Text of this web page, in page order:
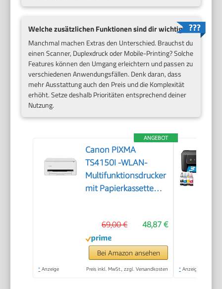
Welche zusätzlichen Funktionen sind dir wichtig?
Manchmal machen Extras den Unterschied. Brauchst du
einen Scanner, Duplexdruck oder Mobile-Printing? Solche
Features können den Umgang erleichtern und passen zu
verschiedenen Anwendungsfällen. Denk daran, dass
mehr Ausstattung auch den Preis und die Komplexität
erhöht. Setze deshalb Prioritäten entsprechend deiner
Nutzung.
ANGEBOT
Canon PIXMA
TS4150I -WLAN-
Multifunktionsdrucker
mit Papierkassette
Kabelloses Drucken
vom Smartphone
leicht gemacht PIXMA
Print Plan kompatibel
48,87 €
69,00 €
Bei Amazon ansehen
* Anzeige Preis inkl. MwSt., zzgl. Versandkosten * Anzeige